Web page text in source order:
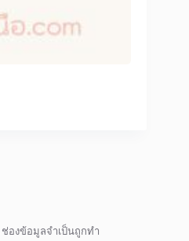
ช่องข้อมูลจำเป็นถูกทำ